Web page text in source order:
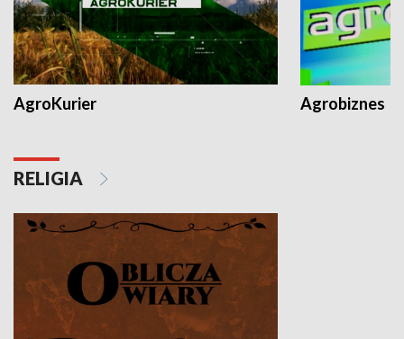
AgroKurier Agrobiznes
RELIGIA